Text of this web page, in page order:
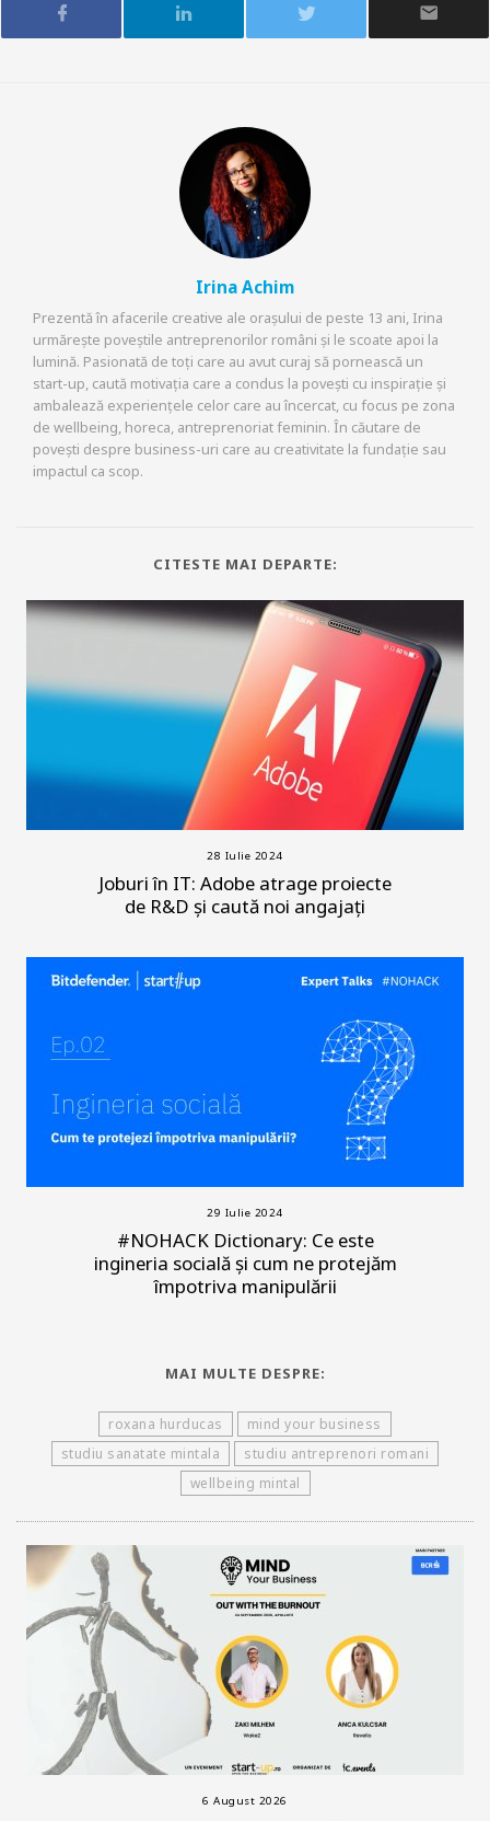
Irina Achim
Prezentă în afacerile creative ale orașului de peste 13 ani, Irina
urmărește poveștile antreprenorilor români și le scoate apoi la
lumină. Pasionată de toți care au avut curaj să pornească un
start-up, caută motivația care a condus la povești cu inspirație și
ambalează experiențele celor care au încercat, cu focus pe zona
de wellbeing, horeca, antreprenoriat feminin. În căutare de
povești despre business-uri care au creativitate la fundație sau
impactul ca scop.
CITESTE MAI DEPARTE:
28 Iulie 2024
Joburi în IT: Adobe atrage proiecte
de R&D și caută noi angajați
29 Iulie 2024
#NOHACK Dictionary: Ce este
ingineria socială și cum ne protejăm
împotriva manipulării
MAI MULTE DESPRE:
roxana hurducas
mind your business
studiu sanatate mintala
studiu antreprenori romani
wellbeing mintal
6 August 2026